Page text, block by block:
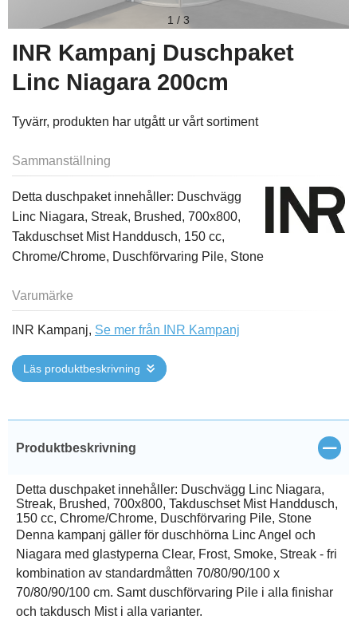
1 / 3
INR Kampanj Duschpaket
Linc Niagara 200cm
Tyvärr, produkten har utgått ur vårt sortiment
Sammanställning
Detta duschpaket innehåller: Duschvägg
Linc Niagara, Streak, Brushed, 700x800,
Takduschset Mist Handdusch, 150 cc,
Chrome/Chrome, Duschförvaring Pile, Stone
Varumärke
INR Kampanj, Se mer från INR Kampanj
Läs produktbeskrivning
Produktbeskrivning Stäng
Detta duschpaket innehåller: Duschvägg Linc Niagara,
Streak, Brushed, 700x800, Takduschset Mist Handdusch,
150 cc, Chrome/Chrome, Duschförvaring Pile, Stone
Denna kampanj gäller för duschhörna Linc Angel och
Niagara med glastyperna Clear, Frost, Smoke, Streak - fri
kombination av standardmåtten 70/80/90/100 x
70/80/90/100 cm. Samt duschförvaring Pile i alla finishar
och takdusch Mist i alla varianter.